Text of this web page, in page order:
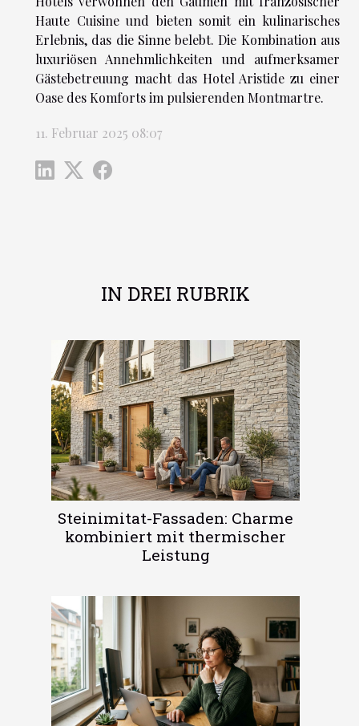
IN DREI RUBRIK
Steinimitat-Fassaden: Charme
kombiniert mit thermischer
Leistung
Haute Cuisine und bieten somit ein kulinarisches
Erlebnis, das die Sinne belebt. Die Kombination aus
luxuriösen Annehmlichkeiten und aufmerksamer
Gästebetreuung macht das Hotel Aristide zu einer
Oase des Komforts im pulsierenden Montmartre.
11. Februar 2025 08:07